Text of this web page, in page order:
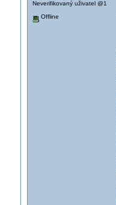
Neverifikovaný uživatel @1
Offline